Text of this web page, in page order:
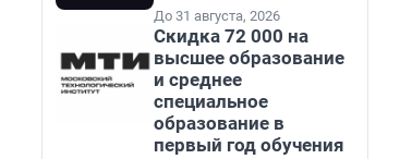
До 31 августа, 2026
Скидка 72 000 на
высшее образование
и среднее
специальное
образование в
первый год обучения